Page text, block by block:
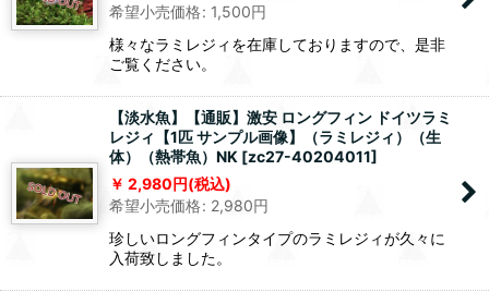
希望小売価格: 1,500円
様々なラミレジィを在庫しておりますので、是非
ご覧ください。
【淡水魚】【通販】激安 ロングフィン ドイツラミ
レジィ【1匹 サンプル画像】（ラミレジィ）（生
体）（熱帯魚）NK [zc27-40204011]
2,980円(税込)
希望小売価格: 2,980円
珍しいロングフィンタイプのラミレジィが久々に
入荷致しました。